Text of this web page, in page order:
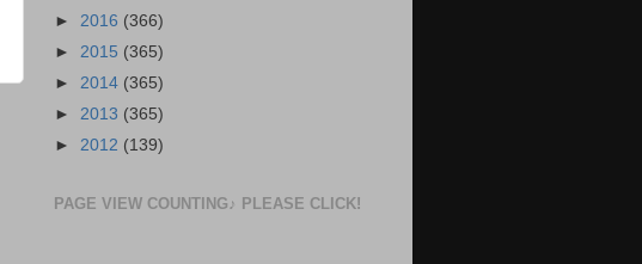
► 2016 (366)
► 2015 (365)
► 2014 (365)
► 2013 (365)
► 2012 (139)
PAGE VIEW COUNTING♪ PLEASE CLICK!